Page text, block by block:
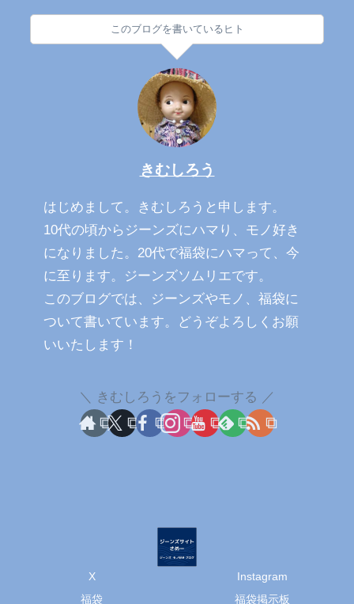
このブログを書いているヒト
きむしろう
はじめまして。きむしろうと申します。
10代の頃からジーンズにハマり、モノ好き
になりました。20代で福袋にハマって、今
に至ります。ジーンズソムリエです。
このブログでは、ジーンズやモノ、福袋に
ついて書いています。どうぞよろしくお願
いいたします！
きむしろうをフォローする
X
Instagram
福袋
福袋掲示板